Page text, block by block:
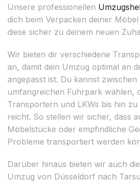
Unsere professionellen
dich beim Verpacken deiner
diese sicher zu deinem neuen
Wir bieten dir verschiedene
an, damit dein Umzug optimal an
angepasst ist. Du kannst zwischen
umfangreichen Fuhrpark wählen,
Transportern und LKWs bis hin
reicht. So stellen wir sicher, dass
Möbelstücke oder empfindliche
Probleme transportiert werden
Darüber hinaus bieten wir auch
Umzug von Düsseldorf nach